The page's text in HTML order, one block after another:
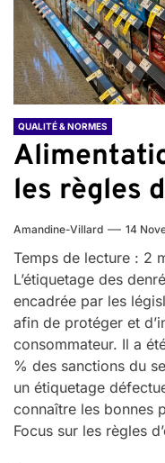
QUALITÉ & NORMES
les règles
Amandine-Villard 14
Temps de lecture : 2
L’étiquetage des
encadrée par les
afin de protéger et
consommateur. Il a
% des sanctions du
un étiquetage
connaître les bonnes
Focus sur les règles